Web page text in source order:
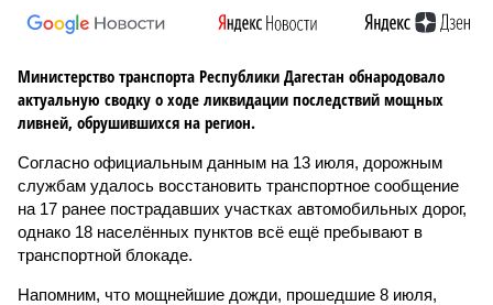
Министерство транспорта Республики Дагестан обнародовало
актуальную сводку о ходе ликвидации последствий мощных
ливней, обрушившихся на регион.
Согласно официальным данным на 13 июля, дорожным
службам удалось восстановить транспортное сообщение
на 17 ранее пострадавших участках автомобильных дорог,
однако 18 населённых пунктов всё ещё пребывают в
транспортной блокаде.
Напомним, что мощнейшие дожди, прошедшие 8 июля,